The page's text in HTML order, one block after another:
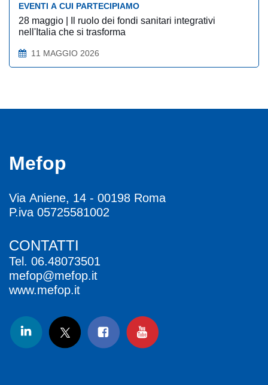
EVENTI A CUI PARTECIPIAMO
28 maggio | Il ruolo dei fondi sanitari integrativi
nell'Italia che si trasforma
11 MAGGIO 2026
Mefop
Via Aniene, 14 - 00198 Roma
P.iva 05725581002
CONTATTI
Tel. 06.48073501
mefop@mefop.it
www.mefop.it